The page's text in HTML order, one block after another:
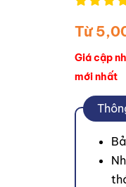
Từ
Giá cập
mới nhất